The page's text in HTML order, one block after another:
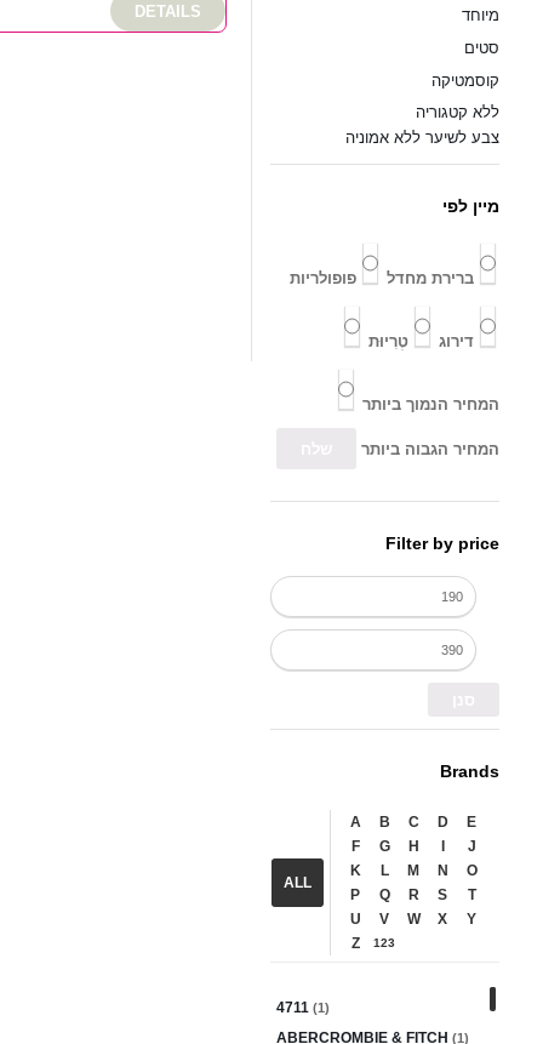
DETAILS
מיוחד
סטים
קוסמטיקה
ללא קטגוריה
צבע לשיער ללא אמוניה
מיין לפי
ברירת מחדל פופולריות
דירוג טְרִיוּת
המחיר הנמוך ביותר
המחיר הגבוה ביותר
Filter by price
Brands
ALL
A B C D
E
F
G H
J
K
L M N
O
P
Q R S
T
U
V W X
Y
Z
123
4711 (1)
ABERCROMBIE & FITCH (1)